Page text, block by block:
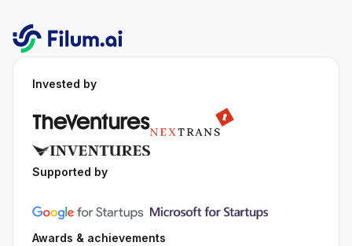
Invested by
Supported by
Awards & achievements